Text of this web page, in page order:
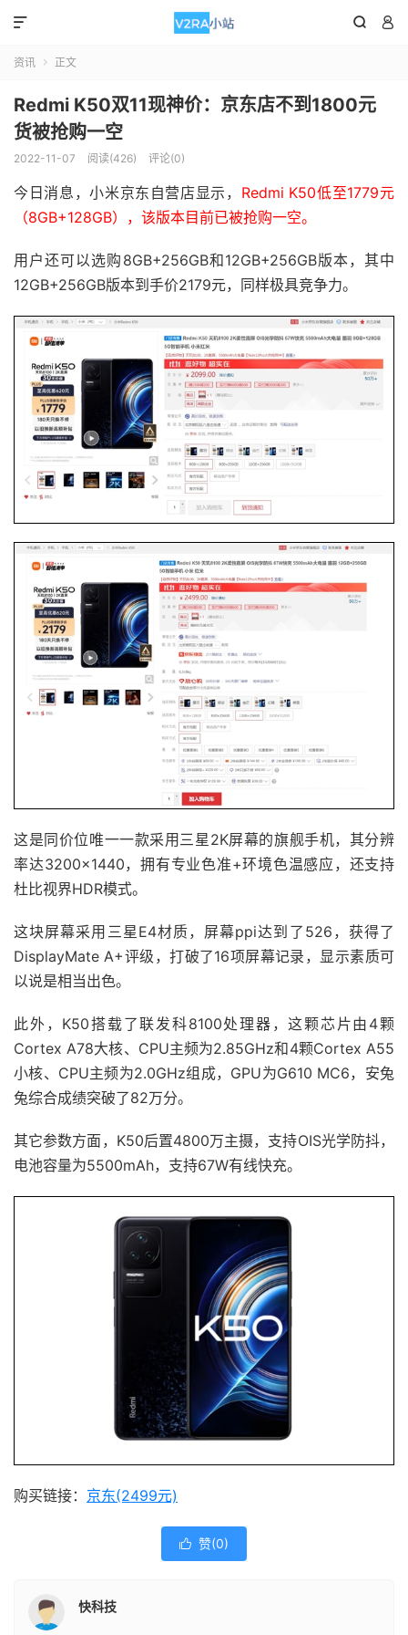
 

资讯  正文
Redmi K50双11现神价：京东店不到1800元
货被抢购一空
2022-11-07 阅读(426) 评论(0)
今日消息，小米京东自营店显示， Redmi K50低至1779元
（8GB+128GB），该版本目前已被抢购一空。
用户还可以选购8GB+256GB和12GB+256GB版本，其中
12GB+256GB版本到手价2179元，同样极具竞争力。
这是同价位唯一一款采用三星2K屏幕的旗舰手机，其分辨
率达3200×1440，拥有专业色准+环境色温感应，还支持
杜比视界HDR模式。
这块屏幕采用三星E4材质，屏幕ppi达到了526，获得了
DisplayMate A+评级，打破了16项屏幕记录，显示素质可
以说是相当出色。
此外，K50搭载了联发科8100处理器，这颗芯片由4颗
Cortex A78大核、CPU主频为2.85GHz和4颗Cortex A55
小核、CPU主频为2.0GHz组成，GPU为G610 MC6，安兔
兔综合成绩突破了82万分。
其它参数方面，K50后置4800万主摄，支持OIS光学防抖，
电池容量为5500mAh，支持67W有线快充。
购买链接： 京东(2499元)
 赞(0)
快科技